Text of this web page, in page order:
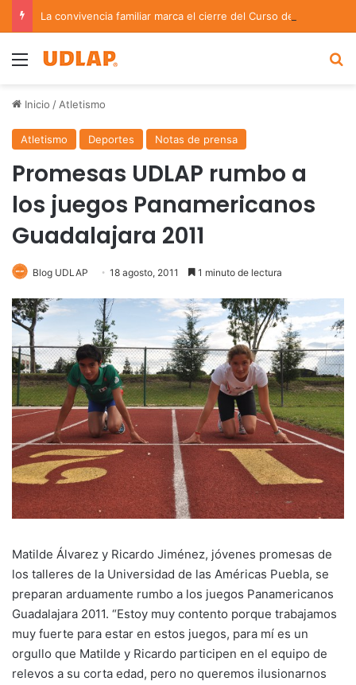
Menu
Inicio / Atletismo
Atletismo Deportes Notas de prensa
Promesas UDLAP rumbo a
los juegos Panamericanos
Guadalajara 2011
Blog UDLAP 18 agosto, 2011 1 minuto de lectura
Matilde Álvarez y Ricardo Jiménez, jóvenes promesas de
los talleres de la Universidad de las Américas Puebla, se
preparan arduamente rumbo a los juegos Panamericanos
Guadalajara 2011. “Estoy muy contento porque trabajamos
muy fuerte para estar en estos juegos, para mí es un
orgullo que Matilde y Ricardo participen en el equipo de
relevos a su corta edad, pero no queremos ilusionarnos